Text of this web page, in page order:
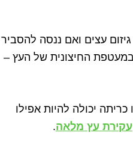
עצים ואם ננסה להסביר
החיצונית של העץ –
יכולה להיות אפילו
עקירת עץ מלאה.